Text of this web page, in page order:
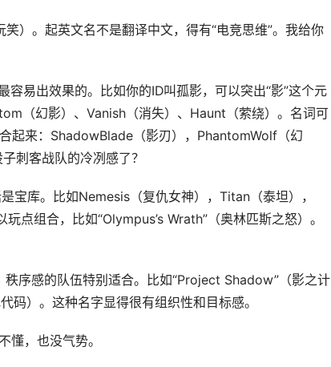
）。起英文名不是翻译中文，得有“电竞思维”。我给你
易出效果的。比如你的ID叫孤影，可以突出“影”这个元
（幻影）、Vanish（消失）、Haunt（萦绕）。名词可
起来：ShadowBlade（影刃），PhantomWolf（幻
刺客战队的冷冽感了？
宝库。比如Nemesis（复仇女神），Titan（泰坦），
点组合，比如“Olympus’s Wrath”（奥林匹斯之怒）。
序感的队伍特别适合。比如“Project Shadow”（影之计
码）。这种名字显得很有组织性和目标感。
懂，也没气势。